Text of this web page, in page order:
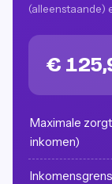
(alleenstaande)
€
Maximale
inkomen)